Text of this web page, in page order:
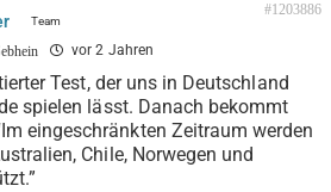
vor 2 Jahren
#1203886
Test, der uns in Deutschland
spielen lässt. Danach bekommt
eingeschränkten Zeitraum werden
Chile, Norwegen und